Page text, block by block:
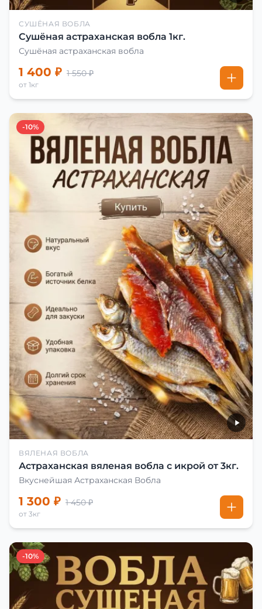
СУШЁНАЯ ВОБЛА
Сушёная астраханская вобла 1кг.
Сушёная астраханская вобла
1 400 ₽ 1 550 ₽
от 1кг
-10%
ВЯЛЕНАЯ ВОБЛА
Астраханская вяленая вобла с икрой от 3кг.
Вкуснейшая Астраханская Вобла
1 300 ₽ 1 450 ₽
от 3кг
-10%